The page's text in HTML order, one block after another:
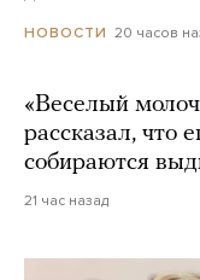
НОВОСТИ 20 часов
«Веселый
рассказал, что
собираются
21 час назад